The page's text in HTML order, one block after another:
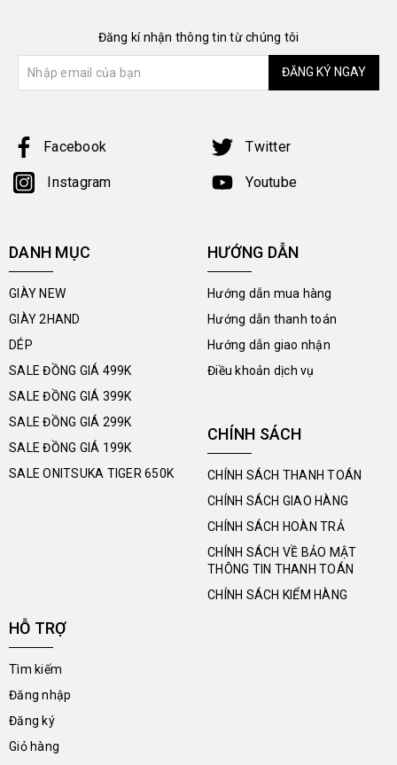
Đăng kí nhận thông tin từ chúng tôi
ĐĂNG KÝ NGAY
Facebook Twitter
Instagram Youtube
DANH MỤC
GIÀY NEW
GIÀY 2HAND
DÉP
SALE ĐỒNG GIÁ 499K
SALE ĐỒNG GIÁ 399K
SALE ĐỒNG GIÁ 299K
SALE ĐỒNG GIÁ 199K
SALE ONITSUKA TIGER 650K
HƯỚNG DẪN
Hướng dẫn mua hàng
Hướng dẫn thanh toán
Hướng dẫn giao nhận
Điều khoản dịch vụ
CHÍNH SÁCH
CHÍNH SÁCH THANH TOÁN
CHÍNH SÁCH GIAO HÀNG
CHÍNH SÁCH HOÀN TRẢ
CHÍNH SÁCH VỀ BẢO MẬT
THÔNG TIN THANH TOÁN
CHÍNH SÁCH KIỂM HÀNG
HỖ TRỢ
Tìm kiếm
Đăng nhập
Đăng ký
Giỏ hàng